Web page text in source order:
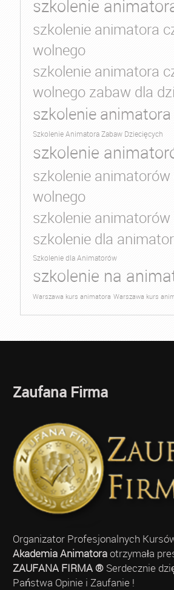
szkolenie
szkolenie animatora
wolnego
szkolenie animatora
wolnego zabaw dla
szkolenie
Szkolenie Animatora Zabaw Dziecięcych
szkolenie
szkolenie
wolnego
szkolenie
szkolenie dla
Szkolenie dla Animatorów
szkolenie na
Warszawa kurs animatora Warszawa kurs
Zaufana Firma
Organizator Profesjonalnych
Akademia Animatoraotrzymała
ZAUFANA FIRMA ®Serdecznie
Państwa Opinie i Zaufanie !